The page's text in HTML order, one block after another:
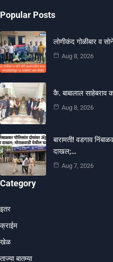
Popular Posts
लोणीकंद गोळीबार व
Aug 8, 2026
कै. बाबालाल
Aug 8, 2026
बारामती! वडगाव
दाखल;…
Aug 7, 2026
Category
इतर
क्राईम
खेळ
ताज्या बातम्या